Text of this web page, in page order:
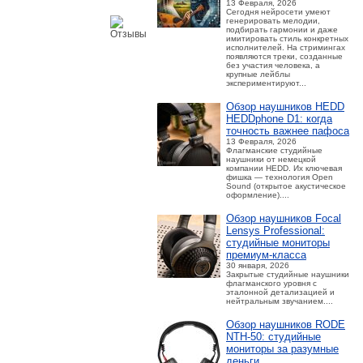
13 Февраля, 2026
Сегодня нейросети умеют
генерировать мелодии,
подбирать гармонии и даже
имитировать стиль конкретных
исполнителей. На стримингах
появляются треки, созданные
без участия человека, а
крупные лейблы
экспериментируют...
Обзор наушников HEDD
HEDDphone D1: когда
точность важнее пафоса
13 Февраля, 2026
Флагманские студийные
наушники от немецкой
компании HEDD. Их ключевая
фишка — технология Open
Sound (открытое акустическое
оформление)....
Обзор наушников Focal
Lensys Professional:
студийные мониторы
премиум‑класса
30 января, 2026
Закрытые студийные наушники
флагманского уровня с
эталонной детализацией и
нейтральным звучанием....
Обзор наушников RODE
NTH-50: студийные
мониторы за разумные